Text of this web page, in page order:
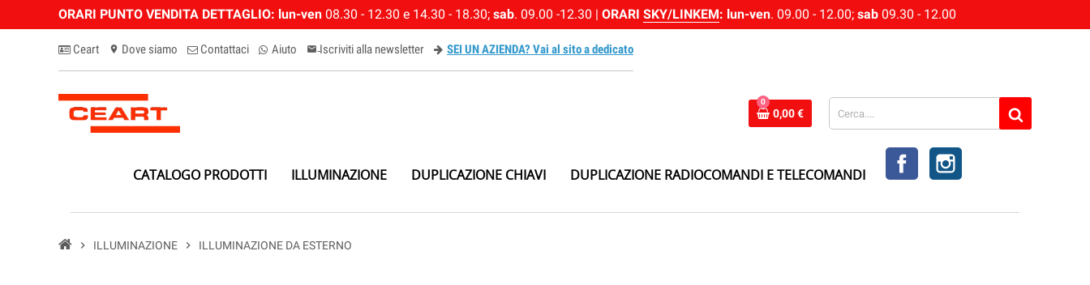
ORARI PUNTO VENDITA DETTAGLIO: lun-ven 08.30 - 12.30 e 14.30 - 18.30; sab. 09.00 -12.30 | ORARI SKY/LINKEM: lun-ven. 09.00 - 12.00; sab 09.30 - 12.00
Ceart location_on Dove siamo Contattaci Aiuto email-newsletter
Iscriviti alla newsletter SEI UN AZIENDA? Vai al sito a dedicato
0
0,00 €
CATALOGO PRODOTTI ILLUMINAZIONE DUPLICAZIONE CHIAVI DUPLICAZIONE RADIOCOMANDI E TELECOMANDI
FACEBOOKINSTAGRAM
chevron_right ILLUMINAZIONE chevron_right ILLUMINAZIONE DA ESTERNO